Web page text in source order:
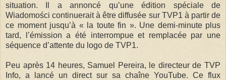
situation. Il a annoncé qu’une édition spéciale de
Wiadomości continuerait à être diffusée sur TVP1 à partir de
ce moment jusqu’à « la toute fin ». Une demi-minute plus
tard, l’émission a été interrompue et remplacée par une
séquence d’attente du logo de TVP1.
Peu après 14 heures, Samuel Pereira, le directeur de TVP
Info, a lancé un direct sur sa chaîne YouTube. Ce flux